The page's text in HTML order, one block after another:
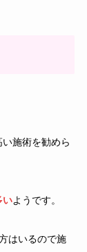
施術を勧めら
いようです。
はいるので施